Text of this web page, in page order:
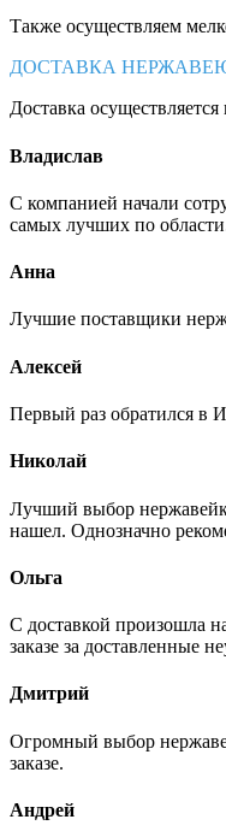
Также осуществляем
ДОСТАВКА
Доставка
Владислав
С компанией начали
самых лучших по
Анна
Лучшие поставщики
Алексей
Первый раз обратился в
Николай
Лучший выбор
нашел. Однозначно
Ольга
С доставкой произошла
заказе за доставленные
Дмитрий
Огромный выбор
заказе.
Андрей